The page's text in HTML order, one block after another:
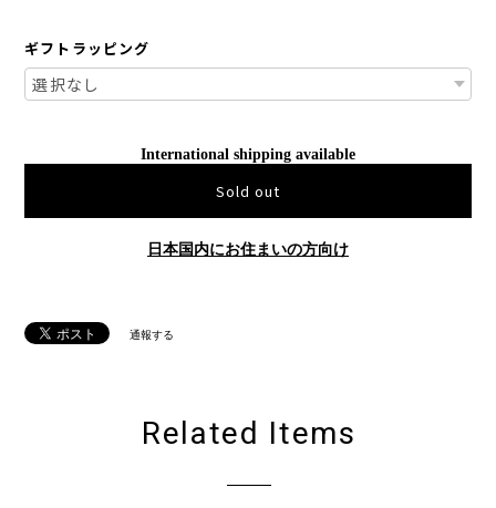
ギフトラッピング
International shipping available
Sold out
日本国内にお住まいの方向け
通報する
Related Items